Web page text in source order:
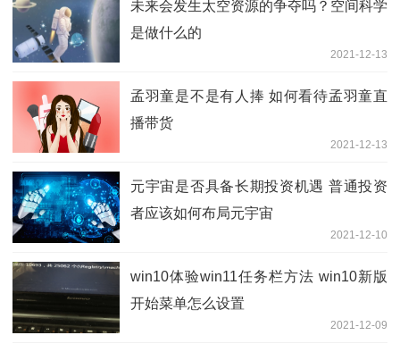
未来会发生太空资源的争夺吗？空间科学
是做什么的
2021-12-13
孟羽童是不是有人捧 如何看待孟羽童直
播带货
2021-12-13
元宇宙是否具备长期投资机遇 普通投资
者应该如何布局元宇宙
2021-12-10
win10体验win11任务栏方法 win10新版
开始菜单怎么设置
2021-12-09